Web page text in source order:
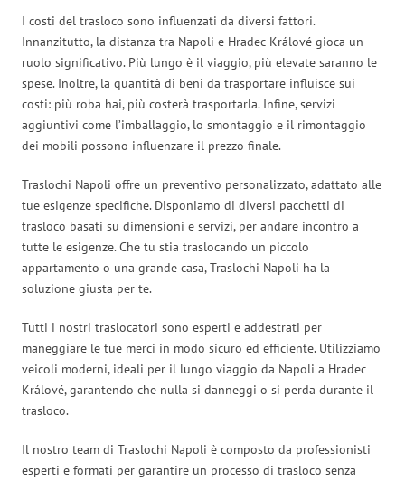
I costi del trasloco sono influenzati da diversi fattori.
Innanzitutto, la distanza tra Napoli e Hradec Králové gioca un
ruolo significativo. Più lungo è il viaggio, più elevate saranno le
spese. Inoltre, la quantità di beni da trasportare influisce sui
costi: più roba hai, più costerà trasportarla. Infine, servizi
aggiuntivi come l’imballaggio, lo smontaggio e il rimontaggio
dei mobili possono influenzare il prezzo finale.
Traslochi Napoli offre un preventivo personalizzato, adattato alle
tue esigenze specifiche. Disponiamo di diversi pacchetti di
trasloco basati su dimensioni e servizi, per andare incontro a
tutte le esigenze. Che tu stia traslocando un piccolo
appartamento o una grande casa, Traslochi Napoli ha la
soluzione giusta per te.
Tutti i nostri traslocatori sono esperti e addestrati per
maneggiare le tue merci in modo sicuro ed efficiente. Utilizziamo
veicoli moderni, ideali per il lungo viaggio da Napoli a Hradec
Králové, garantendo che nulla si danneggi o si perda durante il
trasloco.
Il nostro team di Traslochi Napoli è composto da professionisti
esperti e formati per garantire un processo di trasloco senza